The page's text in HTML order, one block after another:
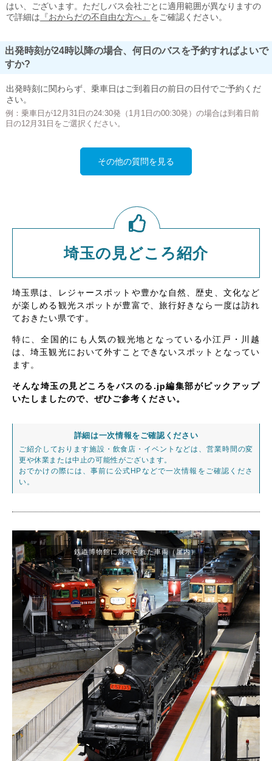
はい、ございます。ただしバス会社ごとに適用範囲が異なりますの
で詳細は 『おからだの不自由な方へ』 をご確認ください。
出発時刻が24時以降の場合、何日のバスを予約すればよいで
すか?
出発時刻に関わらず、乗車日はご到着日の前日の日付でご予約くだ
さい。
例：乗車日が12月31日の24:30発（1月1日の00:30発）の場合は到着日前
日の12月31日をご選択ください。
その他の質問を見る
埼玉の見どころ紹介
埼玉県は、レジャースポットや豊かな自然、歴史、文化など
が楽しめる観光スポットが豊富で、旅行好きなら一度は訪れ
ておきたい県です。
特に、全国的にも人気の観光地となっている小江戸・川越
は、埼玉観光において外すことできないスポットとなってい
ます。
そんな埼玉の見どころをバスのる.jp編集部がピックアップ
いたしましたので、ぜひご参考ください。
詳細は一次情報をご確認ください
ご紹介しております施設・飲食店・イベントなどは、営業時間の変
更や休業または中止の可能性がございます。
おでかけの際には、事前に公式HPなどで一次情報をご確認くださ
い。
鉄道博物館に展示された車両（屋内）